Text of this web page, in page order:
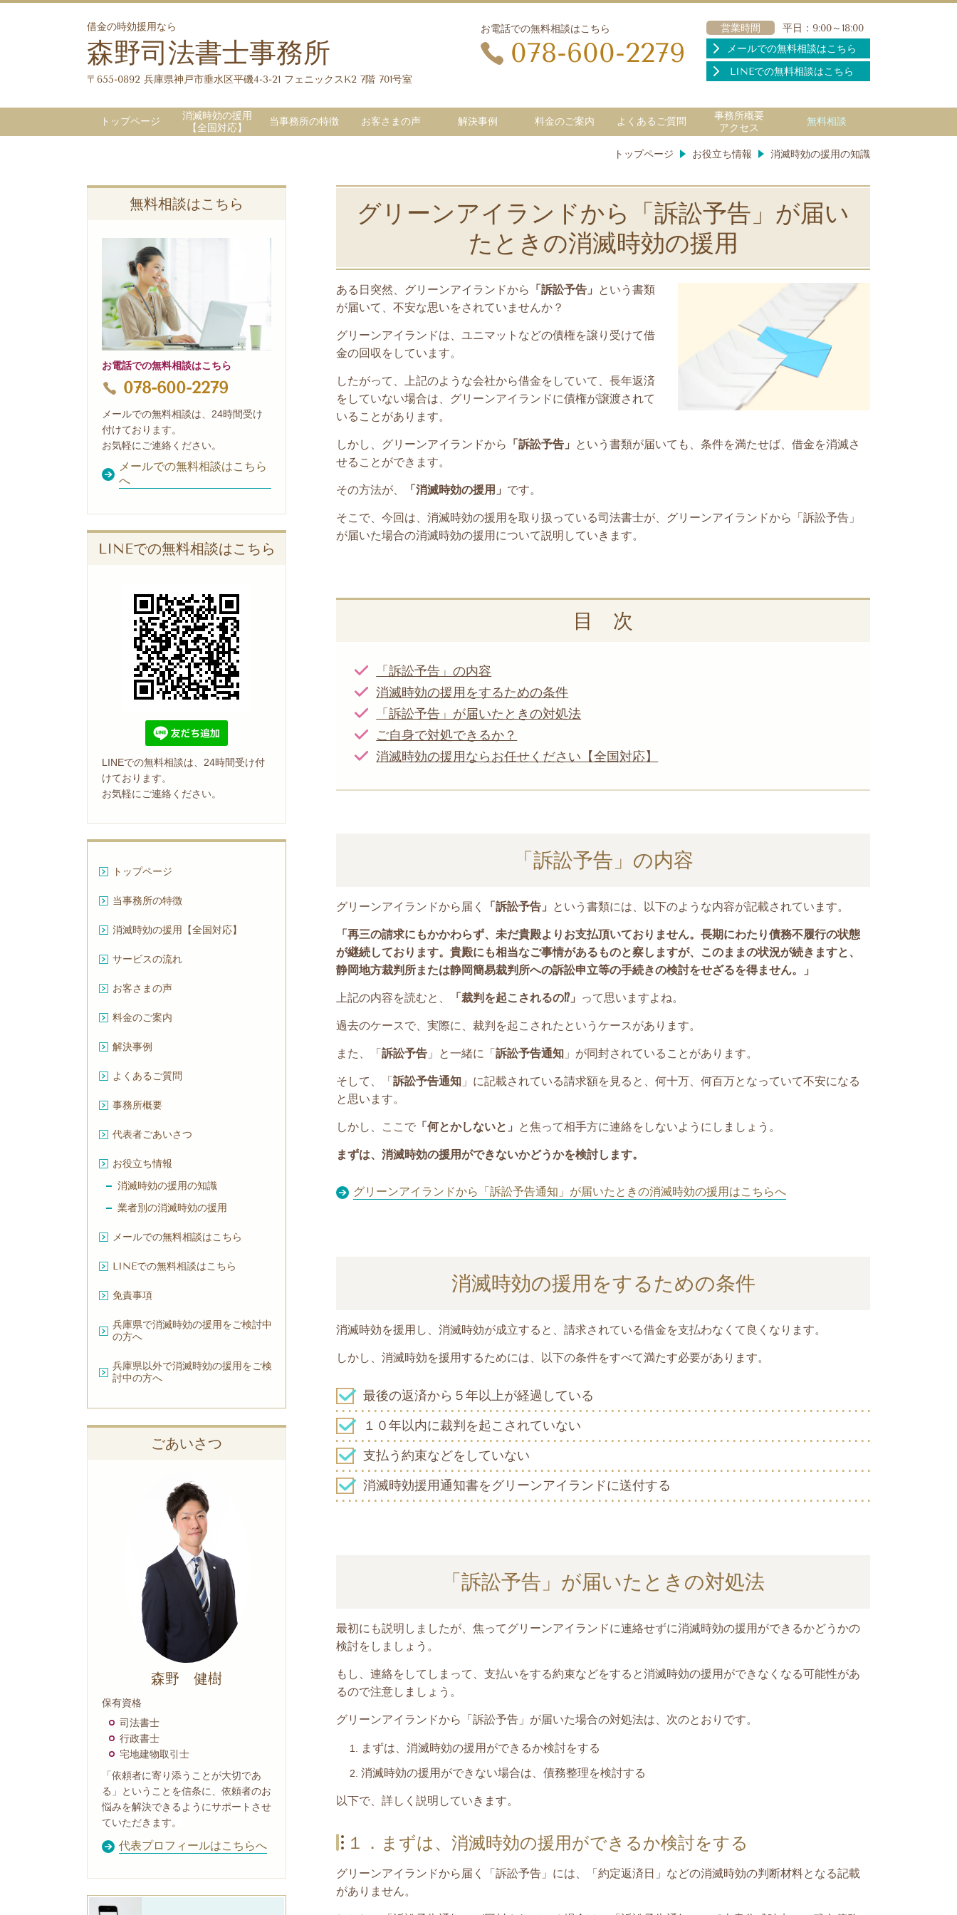
借金の時効援用なら
森野司法書士事務所
〒655-0892 兵庫県神戸市垂水区平磯4-3-21 フェニックスK2 7階 701号室
お電話での無料相談はこちら
078-600-2279
営業時間
平日：9:00～18:00
メールでの無料相談はこちら
LINEでの無料相談はこちら
トップページ
消滅時効の援用
【全国対応】
当事務所の特徴 お客さまの声 解決事例 料金のご案内 よくあるご質問
事務所概要
アクセス
無料相談
トップページ お役立ち情報 消滅時効の援用の知識
グリーンアイランドから「訴訟予告」が届い
たときの消滅時効の援用
ある日突然、グリーンアイランドから 「訴訟予告」
という書類
が届いて、不安な思いをされていませんか？
グリーンアイランドは、ユニマットなどの債権を譲り受けて借
金の回収をしています。
したがって、上記のような会社から借金をしていて、長年返済
をしていない場合は、グリーンアイランドに債権が譲渡されて
いることがあります。
しかし、グリーンアイランドから 「訴訟予告」
という書類が届いても、条件を満たせば、借金を消滅さ
せることができます。
その方法が、 「消滅時効の援用」 です。
そこで、今回は、消滅時効の援用を取り扱っている司法書士が、グリーンアイランドから「訴訟予告」
が届いた場合の消滅時効の援用について説明していきます。
目 次
「訴訟予告」の内容
消滅時効の援用をするための条件
「訴訟予告」が届いたときの対処法
ご自身で対処できるか？
消滅時効の援用ならお任せください【全国対応】
「訴訟予告」の内容
グリーンアイランドから届く 「訴訟予告」 という書類には、以下のような内容が記載されています。
「再三の請求にもかかわらず、未だ貴殿よりお支払頂いておりません。長期にわたり債務不履行の状態
が継続しております。貴殿にも相当なご事情があるものと察しますが、このままの状況が続きますと、
静岡地方裁判所または静岡簡易裁判所への訴訟申立等の手続きの検討をせざるを得ません。
」
上記の内容を読むと、 「裁判を起こされるの⁉」 って思いますよね。
過去のケースで、実際に、裁判を起こされたというケースがあります。
また、「 訴訟予告 」と一緒に「 訴訟予告通知 」が同封されていることがあります。
そして、 「 訴訟予告通知 」に記載されている請求額を見ると、何十万、何百万となっていて不安になる
と思います。
しかし、ここで 「何とかしないと」 と焦って相手方に連絡をしないようにしましょう。
まずは、消滅時効の援用ができないかどうかを検討します。
グリーンアイランドから「訴訟予告通知」が届いたときの消滅時効の援用はこちらへ
消滅時効の援用をするための条件
消滅時効を援用し、消滅時効が成立すると、請求されている借金を支払わなくて良くなります。
しかし、消滅時効を援用するためには、以下の条件をすべて満たす必要があります。
最後の返済から５年以上が経過している
１０年以内に裁判を起こされていない
支払う約束などをしていない
消滅時効援用通知書をグリーンアイランドに送付する
「訴訟予告」が届いたときの対処法
最初にも説明しましたが、焦ってグリーンアイランドに連絡せずに消滅時効の援用ができるかどうかの
検討をしましょう。
もし、連絡をしてしまって、支払いをする約束などをすると消滅時効の援用ができなくなる可能性があ
るので注意しましょう。
グリーンアイランドから「訴訟予告」が届いた場合の対処法は、次のとおりです。
まずは、消滅時効の援用ができるか検討をする
消滅時効の援用ができない場合は、債務整理を検討する
​以下で、詳しく説明していきます。
１．まずは、消滅時効の援用ができるか検討をする
グリーンアイランドから届く「訴訟予告」には、「約定返済日」などの消滅時効の判断材料となる記載
がありません。
無料相談はこちら
お電話での無料相談はこちら
078-600-2279
メールでの無料相談は、24時間受け
付けております。
お気軽にご連絡ください。
メールでの無料相談はこちら
へ
LINEでの無料相談はこちら
LINEでの無料相談は、24時間受け付
けております。
お気軽にご連絡ください。
トップページ
当事務所の特徴
消滅時効の援用【全国対応】
サービスの流れ
お客さまの声
料金のご案内
解決事例
よくあるご質問
事務所概要
代表者ごあいさつ
お役立ち情報
消滅時効の援用の知識
業者別の消滅時効の援用
メールでの無料相談はこちら
LINEでの無料相談はこちら
免責事項
兵庫県で消滅時効の援用をご検討中
の方へ
兵庫県以外で消滅時効の援用をご検
討中の方へ
ごあいさつ
森野 健樹
保有資格
司法書士
行政書士
宅地建物取引士
「依頼者に寄り添うことが大切であ
る」ということを信条に、依頼者のお
悩みを解決できるようにサポートさせ
ていただきます。
代表プロフィールはこちらへ